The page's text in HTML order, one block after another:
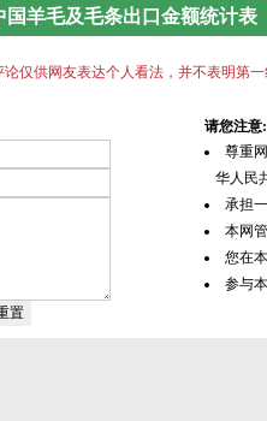
国羊毛及毛条出口金额统计表
论仅供网友表达个人看法，并不表明第
请您注意:
尊重
华人民
承担
本网
您在
参与